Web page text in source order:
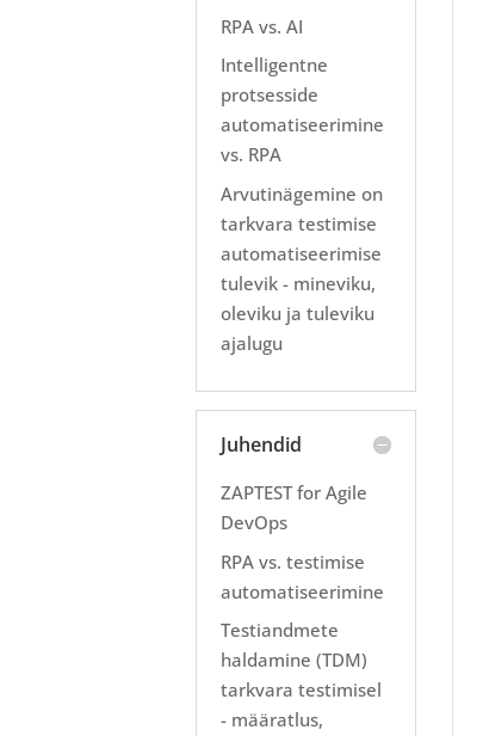
RPA vs. AI
Intelligentne
protsesside
automatiseerimine
vs. RPA
Arvutinägemine on
tarkvara testimise
automatiseerimise
tulevik - mineviku,
oleviku ja tuleviku
ajalugu
Juhendid
ZAPTEST for Agile
DevOps
RPA vs. testimise
automatiseerimine
Testiandmete
haldamine (TDM)
tarkvara testimisel
- määratlus,